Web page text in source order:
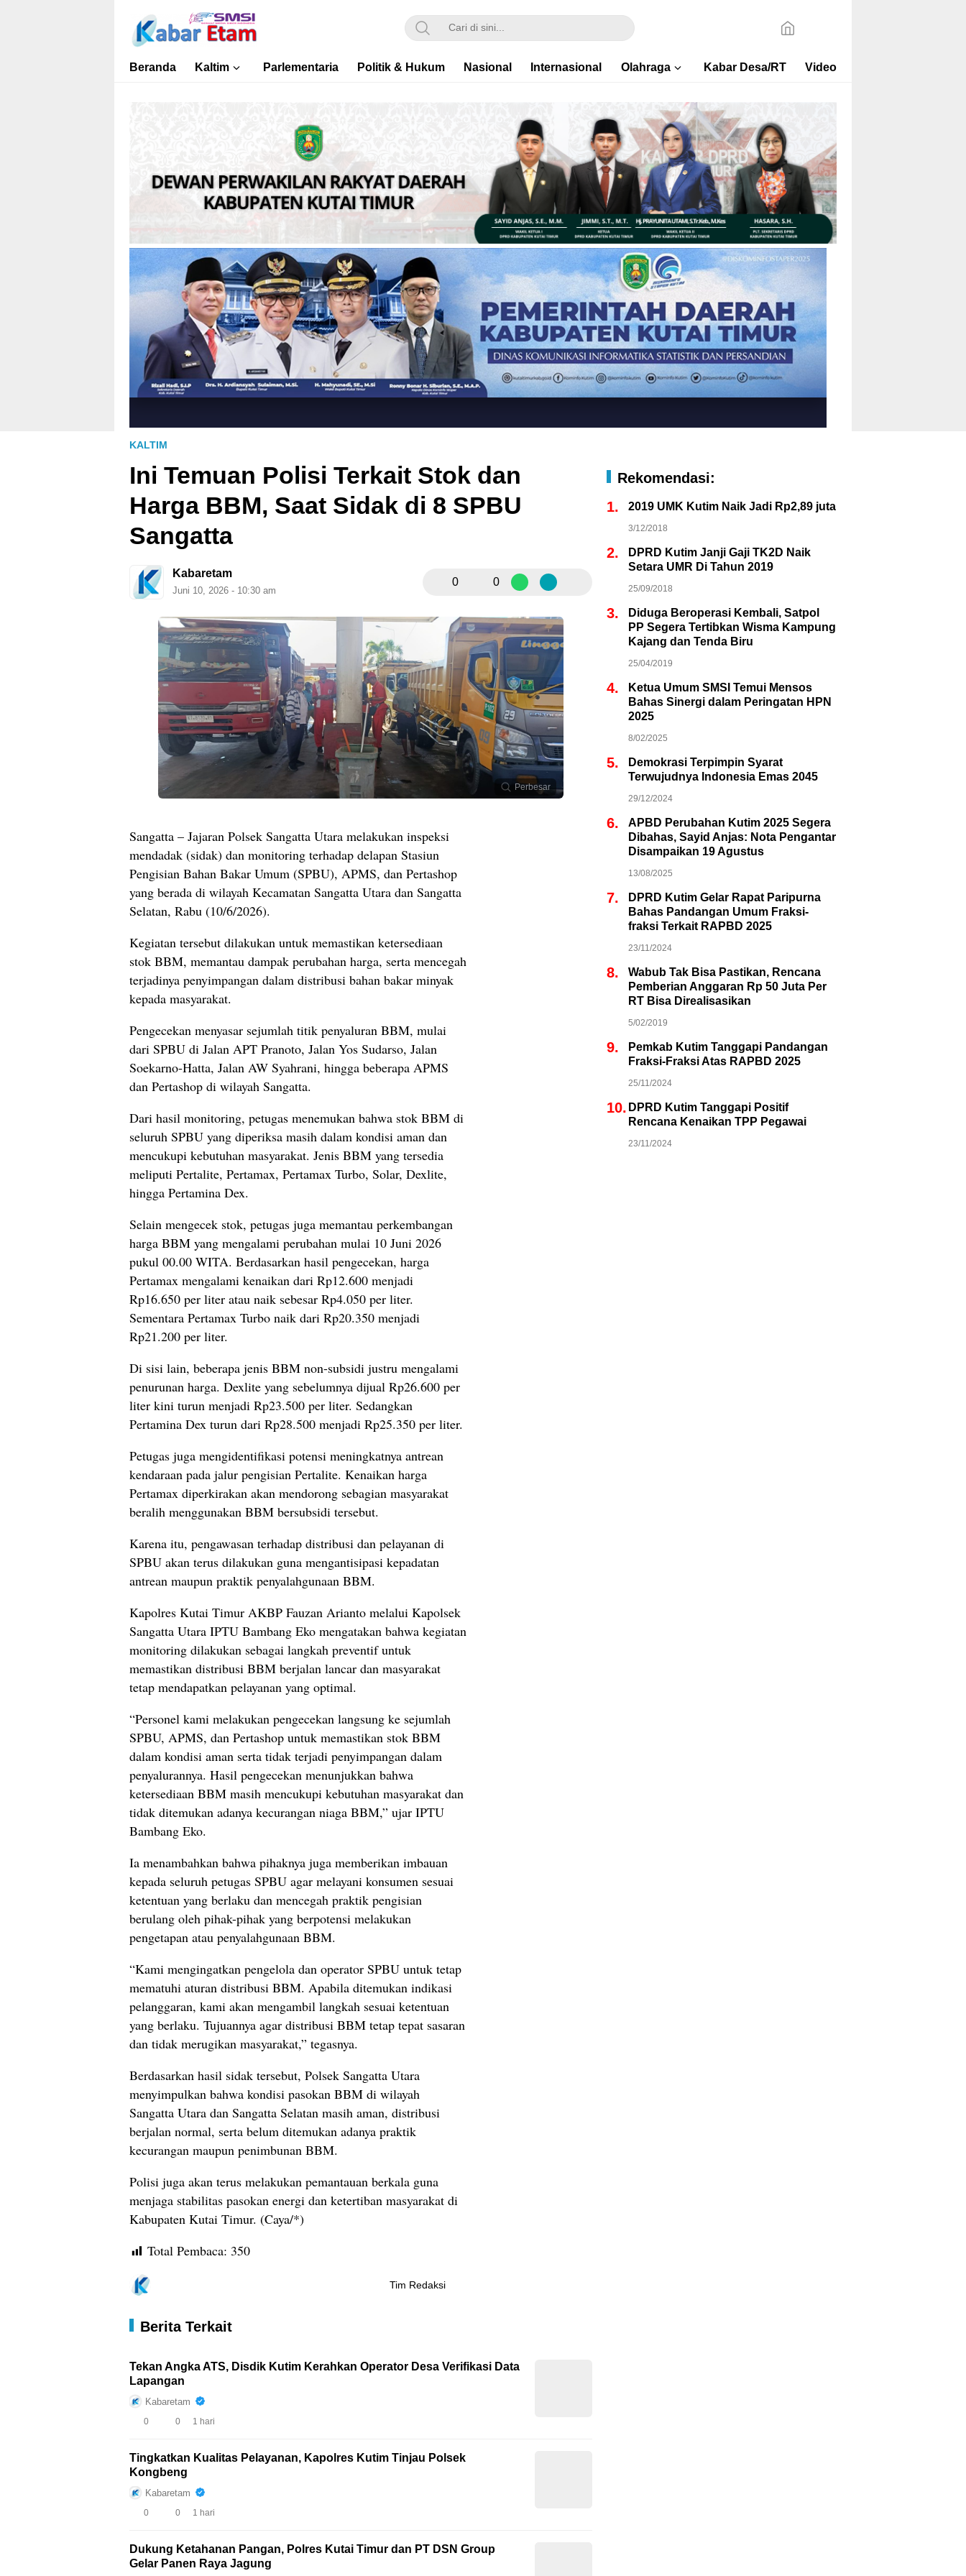
Kabar Etam
Akurat dan Terpercaya
Beranda Kaltim Parlementaria Politik & Hukum Nasional Internasional Olahraga Kabar Desa/RT Video
KALTIM
Ini Temuan Polisi Terkait Stok dan
Harga BBM, Saat Sidak di 8 SPBU
Sangatta
Kabaretam
Juni 10, 2026 - 10:30 am
0 0
Perbesar
Sangatta – Jajaran Polsek Sangatta Utara melakukan inspeksi
mendadak (sidak) dan monitoring terhadap delapan Stasiun
Pengisian Bahan Bakar Umum (SPBU), APMS, dan Pertashop
yang berada di wilayah Kecamatan Sangatta Utara dan Sangatta
Selatan, Rabu (10/6/2026).
Kegiatan tersebut dilakukan untuk memastikan ketersediaan
stok BBM, memantau dampak perubahan harga, serta mencegah
terjadinya penyimpangan dalam distribusi bahan bakar minyak
kepada masyarakat.
Pengecekan menyasar sejumlah titik penyaluran BBM, mulai
dari SPBU di Jalan APT Pranoto, Jalan Yos Sudarso, Jalan
Soekarno-Hatta, Jalan AW Syahrani, hingga beberapa APMS
dan Pertashop di wilayah Sangatta.
Dari hasil monitoring, petugas menemukan bahwa stok BBM di
seluruh SPBU yang diperiksa masih dalam kondisi aman dan
mencukupi kebutuhan masyarakat. Jenis BBM yang tersedia
meliputi Pertalite, Pertamax, Pertamax Turbo, Solar, Dexlite,
hingga Pertamina Dex.
Selain mengecek stok, petugas juga memantau perkembangan
harga BBM yang mengalami perubahan mulai 10 Juni 2026
pukul 00.00 WITA. Berdasarkan hasil pengecekan, harga
Pertamax mengalami kenaikan dari Rp12.600 menjadi
Rp16.650 per liter atau naik sebesar Rp4.050 per liter.
Sementara Pertamax Turbo naik dari Rp20.350 menjadi
Rp21.200 per liter.
Di sisi lain, beberapa jenis BBM non-subsidi justru mengalami
penurunan harga. Dexlite yang sebelumnya dijual Rp26.600 per
liter kini turun menjadi Rp23.500 per liter. Sedangkan
Pertamina Dex turun dari Rp28.500 menjadi Rp25.350 per liter.
Petugas juga mengidentifikasi potensi meningkatnya antrean
kendaraan pada jalur pengisian Pertalite. Kenaikan harga
Pertamax diperkirakan akan mendorong sebagian masyarakat
beralih menggunakan BBM bersubsidi tersebut.
Karena itu, pengawasan terhadap distribusi dan pelayanan di
SPBU akan terus dilakukan guna mengantisipasi kepadatan
antrean maupun praktik penyalahgunaan BBM.
Kapolres Kutai Timur AKBP Fauzan Arianto melalui Kapolsek
Sangatta Utara IPTU Bambang Eko mengatakan bahwa kegiatan
monitoring dilakukan sebagai langkah preventif untuk
memastikan distribusi BBM berjalan lancar dan masyarakat
tetap mendapatkan pelayanan yang optimal.
“Personel kami melakukan pengecekan langsung ke sejumlah
SPBU, APMS, dan Pertashop untuk memastikan stok BBM
dalam kondisi aman serta tidak terjadi penyimpangan dalam
penyalurannya. Hasil pengecekan menunjukkan bahwa
ketersediaan BBM masih mencukupi kebutuhan masyarakat dan
tidak ditemukan adanya kecurangan niaga BBM,” ujar IPTU
Bambang Eko.
Ia menambahkan bahwa pihaknya juga memberikan imbauan
kepada seluruh petugas SPBU agar melayani konsumen sesuai
ketentuan yang berlaku dan mencegah praktik pengisian
berulang oleh pihak-pihak yang berpotensi melakukan
pengetapan atau penyalahgunaan BBM.
“Kami mengingatkan pengelola dan operator SPBU untuk tetap
mematuhi aturan distribusi BBM. Apabila ditemukan indikasi
pelanggaran, kami akan mengambil langkah sesuai ketentuan
yang berlaku. Tujuannya agar distribusi BBM tetap tepat sasaran
dan tidak merugikan masyarakat,” tegasnya.
Berdasarkan hasil sidak tersebut, Polsek Sangatta Utara
menyimpulkan bahwa kondisi pasokan BBM di wilayah
Sangatta Utara dan Sangatta Selatan masih aman, distribusi
berjalan normal, serta belum ditemukan adanya praktik
kecurangan maupun penimbunan BBM.
Polisi juga akan terus melakukan pemantauan berkala guna
menjaga stabilitas pasokan energi dan ketertiban masyarakat di
Kabupaten Kutai Timur. (Caya/*)
Total Pembaca: 350
Tim Redaksi
Berita Terkait
Tekan Angka ATS, Disdik Kutim Kerahkan Operator Desa Verifikasi Data
Lapangan
Kabaretam
0 0 1 hari
Tingkatkan Kualitas Pelayanan, Kapolres Kutim Tinjau Polsek
Kongbeng
Kabaretam
0 0 1 hari
Dukung Ketahanan Pangan, Polres Kutai Timur dan PT DSN Group
Gelar Panen Raya Jagung
Rekomendasi:
1.
2019 UMK Kutim Naik Jadi Rp2,89 juta
3/12/2018
2.
DPRD Kutim Janji Gaji TK2D Naik
Setara UMR Di Tahun 2019
25/09/2018
3.
Diduga Beroperasi Kembali, Satpol
PP Segera Tertibkan Wisma Kampung
Kajang dan Tenda Biru
25/04/2019
4.
Ketua Umum SMSI Temui Mensos
Bahas Sinergi dalam Peringatan HPN
2025
8/02/2025
5.
Demokrasi Terpimpin Syarat
Terwujudnya Indonesia Emas 2045
29/12/2024
6.
APBD Perubahan Kutim 2025 Segera
Dibahas, Sayid Anjas: Nota Pengantar
Disampaikan 19 Agustus
13/08/2025
7.
DPRD Kutim Gelar Rapat Paripurna
Bahas Pandangan Umum Fraksi-
fraksi Terkait RAPBD 2025
23/11/2024
8.
Wabub Tak Bisa Pastikan, Rencana
Pemberian Anggaran Rp 50 Juta Per
RT Bisa Direalisasikan
5/02/2019
9.
Pemkab Kutim Tanggapi Pandangan
Fraksi-Fraksi Atas RAPBD 2025
25/11/2024
10. DPRD Kutim Tanggapi Positif
Rencana Kenaikan TPP Pegawai
23/11/2024